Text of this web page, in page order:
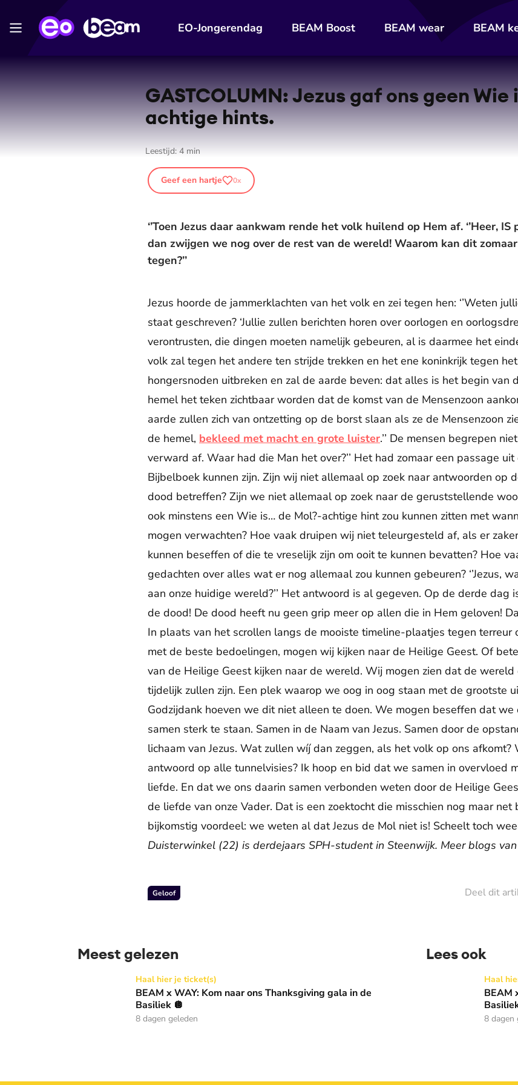
EO-Jongerendag BEAM Boost BEAM wear BEAM
GASTCOLUMN: Jezus gaf ons geen Wie
achtige hints.
Leestijd: 4 min
Geef een hartje 0x
‘’Toen Jezus daar aankwam rende het volk huilend op Hem af. ‘’Heer,
dan zwijgen we nog over de rest van de wereld! Waarom kan dit
tegen?’’
Jezus hoorde de jammerklachten van het volk en zei tegen hen: ‘’Weten
staat geschreven? ‘Jullie zullen berichten horen over oorlogen en
verontrusten, die dingen moeten namelijk gebeuren, al is daarmee het
volk zal tegen het andere ten strijde trekken en het ene koninkrijk tegen
hongersnoden uitbreken en zal de aarde beven: dat alles is het begin van
hemel het teken zichtbaar worden dat de komst van de Mensenzoon
aarde zullen zich van ontzetting op de borst slaan als ze de Mensenzoon
de hemel, bekleed met macht en grote luister.’’ De mensen begrepen
verward af. Waar had die Man het over?’’ Het had zomaar een passage
Bijbelboek kunnen zijn. Zijn wij niet allemaal op zoek naar antwoorden op
dood betreffen? Zijn we niet allemaal op zoek naar de geruststellende
ook minstens een Wie is… de Mol?-achtige hint zou kunnen zitten met
mogen verwachten? Hoe vaak druipen wij niet teleurgesteld af, als er
kunnen beseffen of die te vreselijk zijn om ooit te kunnen bevatten? Hoe
gedachten over alles wat er nog allemaal zou kunnen gebeuren? ‘’Jezus,
aan onze huidige wereld?’’ Het antwoord is al gegeven. Op de derde dag
de dood! De dood heeft nu geen grip meer op allen die in Hem geloven!
In plaats van het scrollen langs de mooiste timeline-plaatjes tegen terreur
met de beste bedoelingen, mogen wij kijken naar de Heilige Geest. Of
van de Heilige Geest kijken naar de wereld. Wij mogen zien dat de
tijdelijk zullen zijn. Een plek waarop we oog in oog staan met de grootste
Godzijdank hoeven we dit niet alleen te doen. We mogen beseffen dat
samen sterk te staan. Samen in de Naam van Jezus. Samen door de
lichaam van Jezus. Wat zullen wíj dan zeggen, als het volk op ons
antwoord op alle tunnelvisies? Ik hoop en bid dat we samen in overvloed
liefde. En dat we ons daarin samen verbonden weten door de Heilige
de liefde van onze Vader. Dat is een zoektocht die misschien nog maar net
bijkomstig voordeel: we weten al dat Jezus de Mol niet is! Scheelt toch
Duisterwinkel (22) is derdejaars SPH-student in Steenwijk. Meer blogs
Geloof Deel dit
Meest gelezen
BEAM x WAY: Kom naar ons Thanksgiving gala in de Basiliek 🪩
Haal hier je ticket(s)
BEAM x WAY: Kom naar ons Thanksgiving gala in de
Basiliek 🪩
8 dagen geleden
Lees ook
BEAM x WAY: Kom
Haal
BEAM
8 dagen